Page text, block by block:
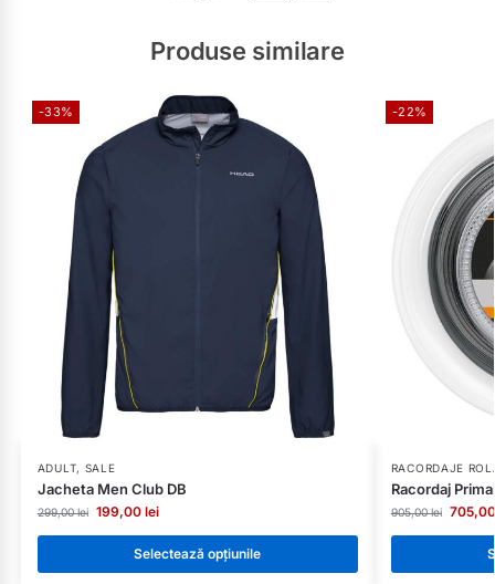
Produse similare
-33%
ADULT, SALE
Jacheta Men Club DB
299,00lei 199,00 lei
Selectează opțiunile
-22%
RACORDAJE
Racordaj
905,00lei